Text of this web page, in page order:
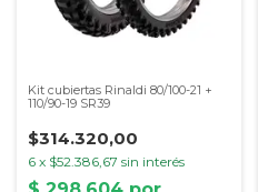
Kit cubiertas Rinaldi 80/100-21 +
110/90-19 SR39
$314.320,00
6 x $52.386,67 sin interés